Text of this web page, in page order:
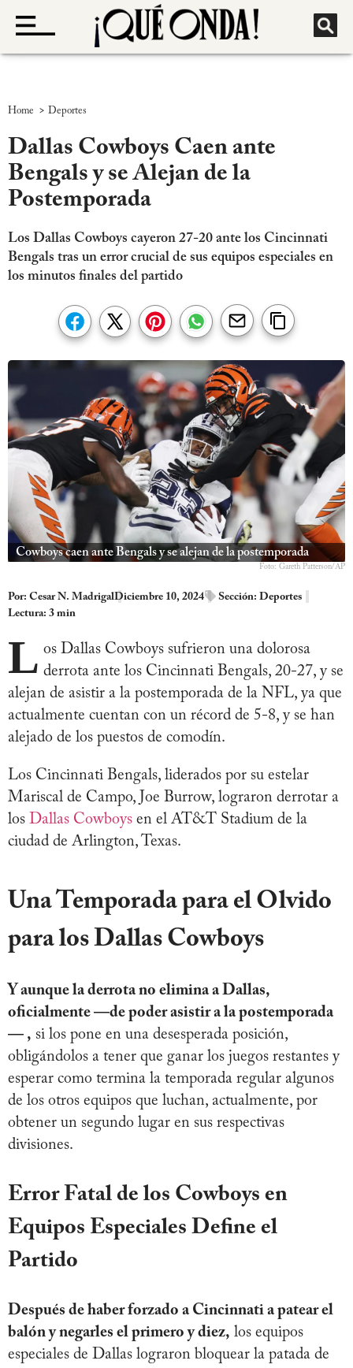
Home > Deportes
Dallas Cowboys Caen ante
Bengals y se Alejan de la
Postemporada
Los Dallas Cowboys cayeron 27-20 ante los Cincinnati
Bengals tras un error crucial de sus equipos especiales en
los minutos finales del partido
Cowboys caen ante Bengals y se alejan de la postemporada
Foto: Gareth Patterson/AP
Por: Cesar N. MadrigalDiciembre 10, 2024 Sección: Deportes
Lectura: 3 min
L os Dallas Cowboys sufrieron una dolorosa
derrota ante los Cincinnati Bengals, 20-27, y se
alejan de asistir a la postemporada de la NFL, ya que
actualmente cuentan con un récord de 5-8, y se han
alejado de los puestos de comodín.
Los Cincinnati Bengals, liderados por su estelar
Mariscal de Campo, Joe Burrow, lograron derrotar a
los Dallas Cowboys en el AT&T Stadium de la
ciudad de Arlington, Texas.
Una Temporada para el Olvido
para los Dallas Cowboys
Y aunque la derrota no elimina a Dallas,
oficialmente —de poder asistir a la postemporada
— , si los pone en una desesperada posición,
obligándolos a tener que ganar los juegos restantes y
esperar como termina la temporada regular algunos
de los otros equipos que luchan, actualmente, por
obtener un segundo lugar en sus respectivas
divisiones.
Error Fatal de los Cowboys en
Equipos Especiales Define el
Partido
Después de haber forzado a Cincinnati a patear el
balón y negarles el primero y diez, los equipos
especiales de Dallas lograron bloquear la patada de